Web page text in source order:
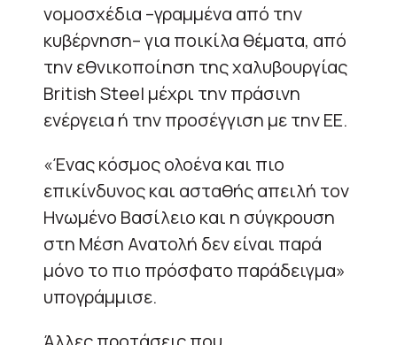
νομοσχέδια –γραμμένα από την
κυβέρνηση– για ποικίλα θέματα, από
την εθνικοποίηση της χαλυβουργίας
British Steel μέχρι την πράσινη
ενέργεια ή την προσέγγιση με την ΕΕ.
«Ένας κόσμος ολοένα και πιο
επικίνδυνος και ασταθής απειλή τον
Ηνωμένο Βασίλειο και η σύγκρουση
στη Μέση Ανατολή δεν είναι παρά
μόνο το πιο πρόσφατο παράδειγμα»
υπογράμμισε.